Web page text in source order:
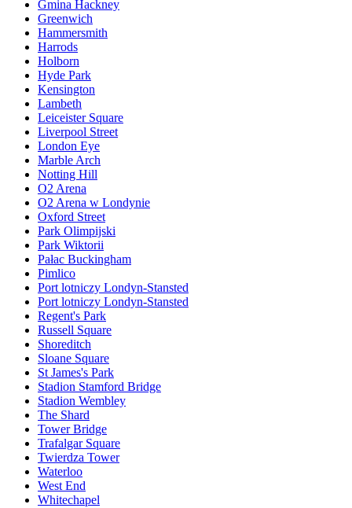
Gmina Hackney
Greenwich
Hammersmith
Harrods
Holborn
Hyde Park
Kensington
Lambeth
Leiceister Square
Liverpool Street
London Eye
Marble Arch
Notting Hill
O2 Arena
O2 Arena w Londynie
Oxford Street
Park Olimpijski
Park Wiktorii
Pałac Buckingham
Pimlico
Port lotniczy Londyn-Stansted
Port lotniczy Londyn-Stansted
Regent's Park
Russell Square
Shoreditch
Sloane Square
St James's Park
Stadion Stamford Bridge
Stadion Wembley
The Shard
Tower Bridge
Trafalgar Square
Twierdza Tower
Waterloo
West End
Whitechapel